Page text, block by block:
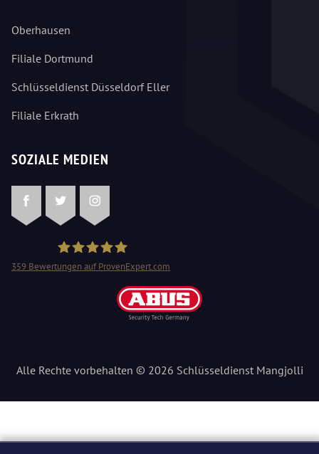
Oberhausen
Filiale Dortmund
Schlüsseldienst Düsseldorf Eller
Filiale Erkrath
SOZIALE MEDIEN
FacebookTwitterInstagram
Schlüsseldienst Mangjolli
359 Bewertungen auf ProvenExpert.com
Alle Rechte vorbehalten © 2026 Schlüsseldienst Mangjolli